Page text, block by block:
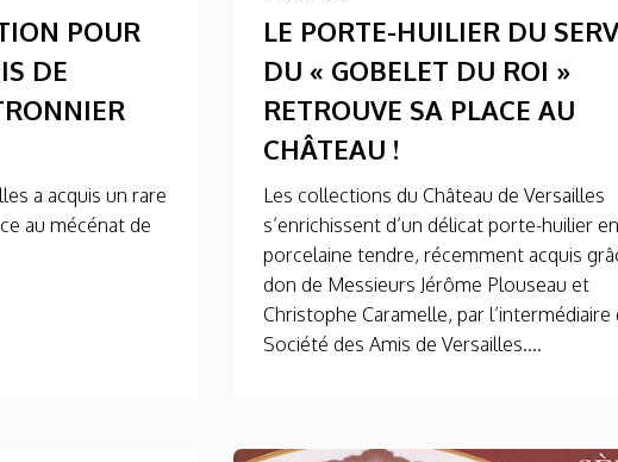
POUR
DE
a acquis un rare
au mécénat de
LE PORTE-HUILIER DU
DU « GOBELET DU ROI »
RETROUVE SA PLACE AU
CHÂTEAU !
Les collections du Château de Versailles
s’enrichissent d’un délicat porte-huilier en
porcelaine tendre, récemment acquis
don de Messieurs Jérôme Plouseau et
Christophe Caramelle, par l’intermédiaire
Société des Amis de Versailles....